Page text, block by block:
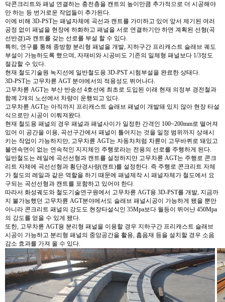
닥콘크리트와 패널 연결하는 충전층을 캔트의 높이만큼 추가적으로 더 시공해야
만 하는 등 번거로운 작업들이 추가된다.
이에 비해 3D-PST는 패널자체에 곡선과 캔트를 가미하고 있어 앞서 제기된 여러
공정 없이 패널을 현장에 하화하고 패널을 서로 연결하기만 하면 계획된 선형(곡
선반경)과 캔트를 갖는 선로를 부설 할 수 있다.
특히, 연구를 통해 종방향 분리형 패널을 개발, 지하구간 프리캐스트 슬래브 궤도
부설이 가능하도록 했으며, 자재비와 시공비도 기존의 일체형 패널보다 1/3정도
절감할 수 있다.
현재 철도기술원 녹지선에 일반철도용 3D-PST 시험부설을 완료한 상태다.
3D-PST는 고무차륜 AGT 분야에서의 적용성도 뛰어나다.
고무차륜 AGT는 부산 반송선 4호선에 최초로 도입된 이래 현재 의정부 경전철과
함께 2개의 노선에서 차량이 운행되고 있다.
고무차륜 AGT는 아직까지 프리캐스트 슬래브 패널이 개발돼 있지 않아 현장 타설
식으로만 시공이 이뤄져왔다.
현재 철도용 패널의 경우 패널과 패널사이가 일정한 간격인 100~200mm로 떨어져
있어 이 공간을 이용, 곡선구간에서 패널이 틀어지는 것을 일정 범위까지 상쇄시
키는 작업이 가능하지만, 고무차륜 AGT는 자동차처럼 차륜이 고무바퀴로 돼있고
불연속면이 없는 연속적인 지지체인 주행로라는 전용의 선로를 주행하게 된다.
일반철도는 레일에 곡선선형과 캔트를 설정하지만 고무차륜 AGT는 주행로 콘크
리트 자체에 곡선선형과 횡단경사량(캔트)를 설정한다. 즉 주행로 콘크리트 자체
가 철도의 레일과 같은 역할을 하기 때문에 패널제작 시 패널자체가 철도에서 요
구되는 곡선선형과 캔트를 포함하고 있어야 한다.
따라서 화성궤도와 철도기술연구원에서 고무차륜 AGT용 3D-PST를 개발, 지금까
지 불가능했던 고무차륜 AGT분야에서도 슬래브 패널시공이 가능하게 됐을 뿐만
아니라 콘크리트 패널의 강도도 현장타설식인 35Mpa보다 월등이 뛰어난 450Mpa
의 강도를 얻을 수 있게 됐다.
또한, 고무차륜 AGT용 분리형 패널을 이용할 경우 지하구간 프리캐스트 슬래브
시공이 가능하고 분리형 패널의 중앙공간을 활용, 흡음재 등을 설치할 경우 소음
감소 효과를 가져 올 수 있다.